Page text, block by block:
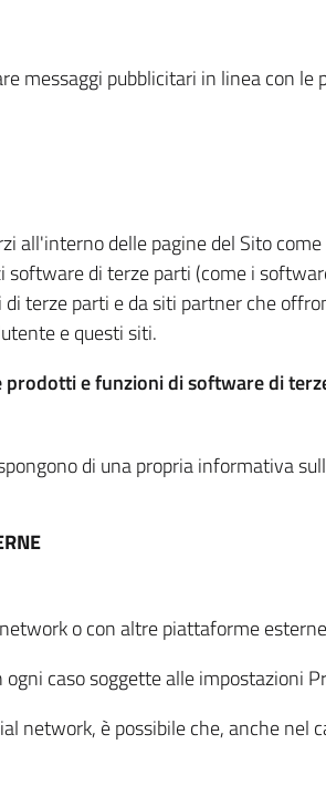
messaggi pubblicitari in linea con
all'interno delle pagine del Sito
di terze parti (come i
terze parti e da siti partner che
e questi siti.
e funzioni di software di
di una propria informativa
o con altre piattaforme
caso soggette alle impostazioni
network, è possibile che, anche